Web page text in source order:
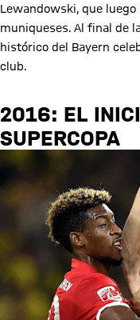
Lewandowski, que
muniqueses. Al final de
histórico del Bayern
club.
2016: EL
SUPERCOPA